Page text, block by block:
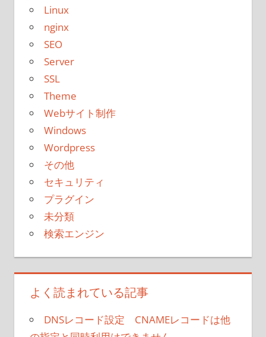
Linux
nginx
SEO
Server
SSL
Theme
Webサイト制作
Windows
Wordpress
その他
セキュリティ
プラグイン
未分類
検索エンジン
よく読まれている記事
DNSレコード設定 CNAMEレコードは他